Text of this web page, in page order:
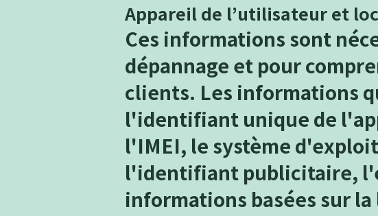
Appareil de l’utilisateur et
Ces informations sont
dépannage et pour
clients. Les informations
l'identifiant unique de
l'IMEI, le système
l'identifiant publicitaire,
informations basées sur